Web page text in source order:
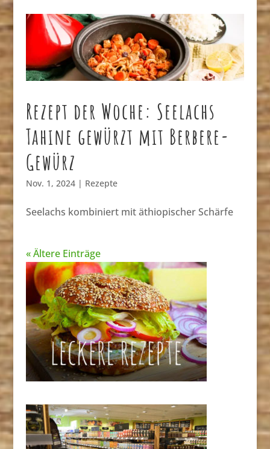
Rezept der Woche: Seelachs
Tahine gewürzt mit Berbere-
Gewürz
Nov. 1, 2024| Rezepte
Seelachs kombiniert mit äthiopischer Schärfe
« Ältere Einträge